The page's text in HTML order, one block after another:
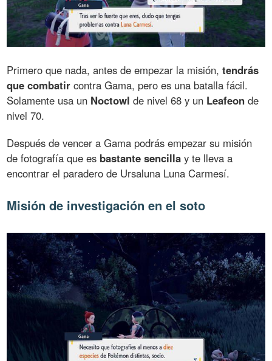
Primero que nada, antes de empezar la misión,tendrás
que combatir contra Gama, pero es una batalla fácil.
Solamente usa un Noctowl de nivel 68 y un Leafeon de
nivel 70.
Después de vencer a Gama podrás empezar su misión
de fotografía que es bastante sencilla y te lleva a
encontrar el paradero de Ursaluna Luna Carmesí.
Misión de investigación en el soto